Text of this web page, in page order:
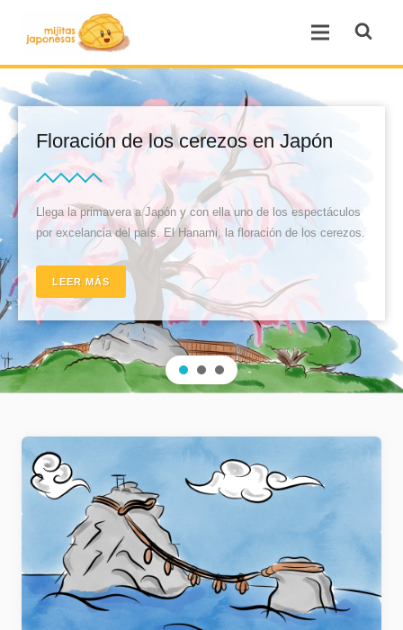
Open menu.
Open
Japón
los espectáculos
de los cerezos.
La cultura del baño en
Sumérgete en una de las experiencias
son los baños termales y conoce la
sento y más.
LEER MÁS
Current posts